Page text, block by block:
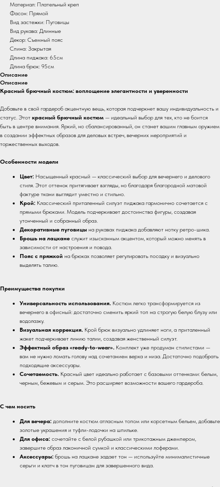
Материал: Плательный креп
Фасон: Прямой
Вид застежки: Пуговицы
Вид рукава: Длинные
Декор: Съемный пояс
Спина: Закрытая
Длина пиджака: 65см
Длина брюк: 95см
Описание
Описание
Красный брючный костюм: воплощение элегантности и уверенности
Добавьте в свой гардероб акцентную вещь, которая подчеркнет вашу индивидуальность и
статус. Этот красный брючный костюм — идеальный выбор для тех, кто не боится
быть в центре внимания. Яркий, но сбалансированный, он станет вашим главным оружием
в создании эффектных образов для деловых встреч, вечерних мероприятий и
торжественных выходов.
Особенности модели
Цвет: Насыщенный красный — классический выбор для вечернего и делового
стиля. Этот оттенок притягивает взгляды, но благодаря благородной матовой
фактуре ткани выглядит уместно и стильно.
Крой: Классический приталенный силуэт пиджака гармонично сочетается с
прямыми брюками. Модель подчеркивает достоинства фигуры, создавая
утонченный и собранный образ.
Декоративные пуговицы на рукавах пиджака добавляют нотку ретро-шика.
Брошь на лацкане служит изысканным акцентом, который можно менять в
зависимости от настроения и повода.
Пояс с пряжкой на брюках позволяет регулировать посадку и визуально
выделять талию.
Преимущества покупки
Универсальность использования. Костюм легко трансформируется из
вечернего в офисный: достаточно сменить яркий топ на строгую белую блузу или
водолазку.
Визуальная коррекция. Крой брюк визуально удлиняет ноги, а приталенный
жакет подчеркивает линию талии, создавая женственный силуэт.
Эффектный образ «ready-to-wear». Комплект уже продуман стилистами —
вам не нужно ломать голову над сочетанием верха и низа. Достаточно подобрать
подходящие аксессуары.
Сочетаемость. Красный цвет идеально работает с базовыми оттенками: белым,
черным, бежевым и серым. Это расширяет возможности вашего гардероба.
С чем носить
Для вечера: дополните костюм атласным топом или корсетным бельем, добавьте
золотые украшения и туфли-лодочки на шпильке.
Для офиса: сочетайте с белой рубашкой или трикотажным джемпером,
завершите образ лаконичной сумкой и классическими лоферами.
Аксессуары: брошь на лацкане задает тон — используйте минималистичные
серьги и клатч в тон пуговицам для завершенного вида.